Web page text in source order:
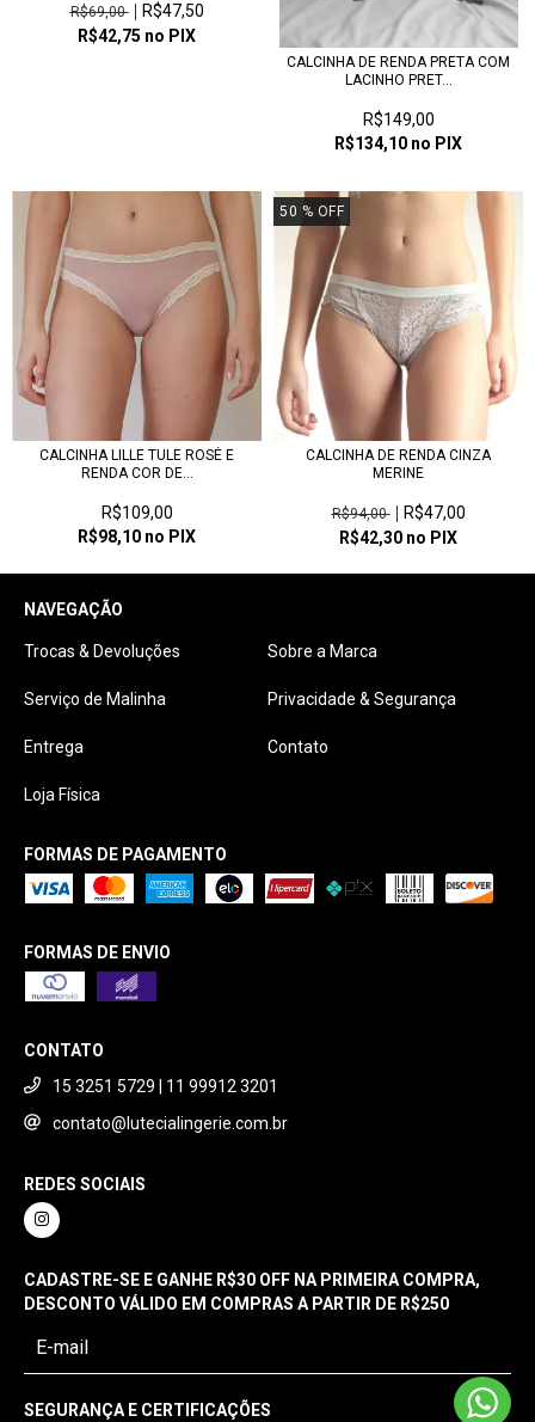
R$69,00
R$47,50
R$42,75 no PIX
CALCINHA DE RENDA PRETA COM
LACINHO PRET...
R$149,00
R$134,10 no PIX
CALCINHA LILLE TULE ROSÉ E
RENDA COR DE...
R$109,00
R$98,10 no PIX
50 % OFF
CALCINHA DE RENDA CINZA
MERINE
R$94,00
R$47,00
R$42,30 no PIX
NAVEGAÇÃO
Trocas & Devoluções Sobre a Marca
Serviço de Malinha Privacidade & Segurança
Entrega Contato
Loja Física
FORMAS DE PAGAMENTO
FORMAS DE ENVIO
CONTATO
15 3251 5729 | 11 99912 3201
contato@lutecialingerie.com.br
REDES SOCIAIS
CADASTRE-SE E GANHE R$30 OFF NA PRIMEIRA COMPRA,
DESCONTO VÁLIDO EM COMPRAS A PARTIR DE R$250
SEGURANÇA E CERTIFICAÇÕES